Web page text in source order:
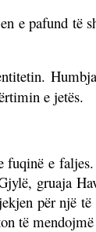
e pafund të
e jetës.
fuqinë e
gruaja
për një
të